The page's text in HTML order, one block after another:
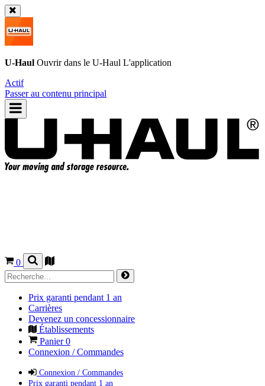
U-Haul Ouvrir dans le U-Haul L'application
Actif
Passer au contenu principal
0
Prix garanti pendant 1 an
Carrières
Devenez un concessionnaire
Établissements
Panier0
Connexion / Commandes
Connexion / Commandes
Prix garanti pendant 1 an